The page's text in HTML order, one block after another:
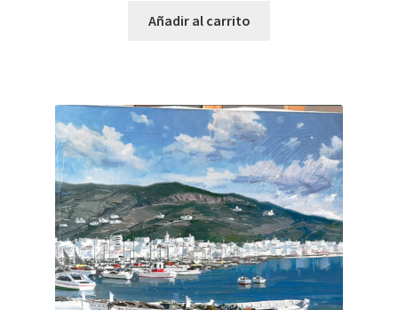
Añadir al carrito